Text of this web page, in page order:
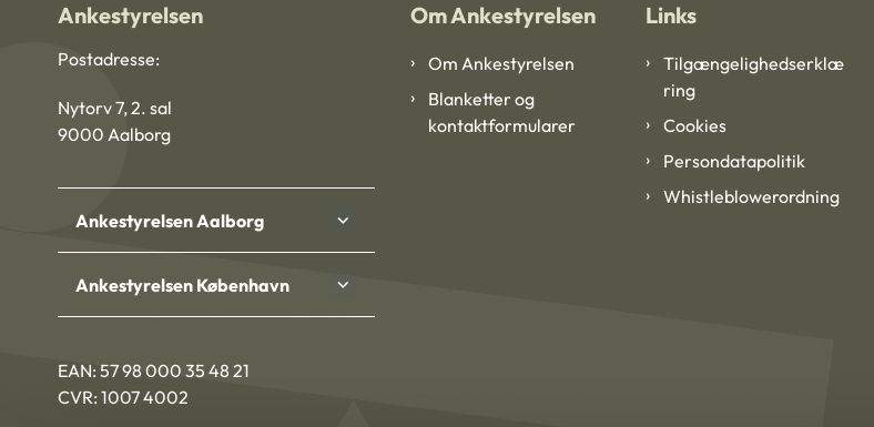
Ankestyrelsen
Postadresse:
Nytorv 7, 2. sal
9000 Aalborg
Ankestyrelsen Aalborg
Ankestyrelsen København
EAN: 57 98 000 35 48 21
CVR: 1007 4002
Om Ankestyrelsen
Om Ankestyrelsen
Blanketter og
kontaktformularer
Links
Tilgængelighedserklæ
ring
Cookies
Persondatapolitik
Whistleblowerordning